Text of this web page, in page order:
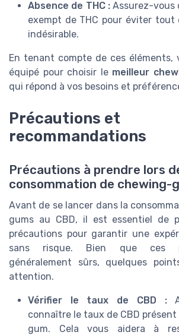
Absence de THC :Assurez-vous
exempt de THC pour éviter
indésirable.
En tenant compte de ces éléments,
équipé pour choisir le meilleur
qui répond à vos besoins et
Précautions et
recommandations
Précautions à prendre lors
consommation de chewing-
Avant de se lancer dans la
gums au CBD, il est essentiel de
précautions pour garantir une
sans risque. Bien que ces
généralement sûrs, quelques
attention.
Vérifier le taux de CBD :
connaître le taux de CBD
gum. Cela vous aidera à